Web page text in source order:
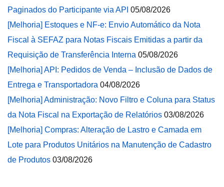
Paginados do Participante via API 05/08/2026
[Melhoria] Estoques e NF-e: Envio Automático da Nota
Fiscal à SEFAZ para Notas Fiscais Emitidas a partir da
Requisição de Transferência Interna 05/08/2026
[Melhoria] API: Pedidos de Venda – Inclusão de Dados de
Entrega e Transportadora 04/08/2026
[Melhoria] Administração: Novo Filtro e Coluna para Status
da Nota Fiscal na Exportação de Relatórios 03/08/2026
[Melhoria] Compras: Alteração de Lastro e Camada em
Lote para Produtos Unitários na Manutenção de Cadastro
de Produtos 03/08/2026